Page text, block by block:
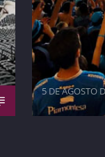
5 DE AGOSTO